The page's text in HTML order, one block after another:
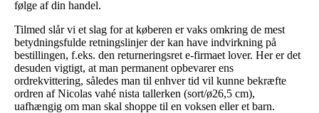
følge af din handel.
Tilmed slår vi et slag for at køberen er vaks omkring de mest
betydningsfulde retningslinjer der kan have indvirkning på
bestillingen, f.eks. den returneringsret e-firmaet lover. Her er det
desuden vigtigt, at man permanent opbevarer ens
ordrekvittering, således man til enhver tid vil kunne bekræfte
ordren af Nicolas vahé nista tallerken (sort/ø26,5 cm),
uafhængig om man skal shoppe til en voksen eller et barn.